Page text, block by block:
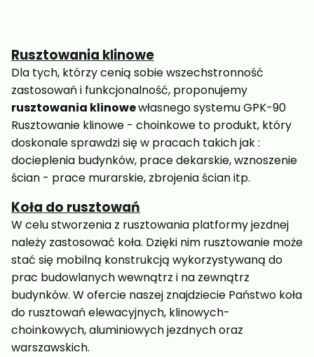
Rusztowania klinowe
Dla tych, którzy cenią sobie wszechstronność
zastosowań i funkcjonalność, proponujemy
rusztowania klinowewłasnego systemu GPK-90
Rusztowanie klinowe - choinkowe to produkt, który
doskonale sprawdzi się w pracach takich jak :
docieplenia budynków, prace dekarskie, wznoszenie
ścian - prace murarskie, zbrojenia ścian itp.
Koła do rusztowań
W celu stworzenia z rusztowania platformy jezdnej
należy zastosować koła. Dzięki nim rusztowanie może
stać się mobilną konstrukcją wykorzystywaną do
prac budowlanych wewnątrz i na zewnątrz
budynków. W ofercie naszej znajdziecie Państwo koła
do rusztowań elewacyjnych, klinowych-
choinkowych, aluminiowych jezdnych oraz
warszawskich.